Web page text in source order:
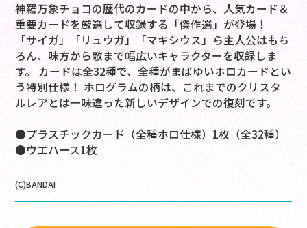
神羅万象チョコの歴代のカードの中から、人気カード＆
重要カードを厳選して収録する「傑作選」が登場！
「サイガ」「リュウガ」「マキシウス」ら主人公はもち
ろん、味方から敵まで幅広いキャラクターを収録しま
す。 カードは全32種で、全種がまばゆいホロカードとい
う特別仕様！ ホログラムの柄は、これまでのクリスタ
ルレアとは一味違った新しいデザインでの復刻です。
●プラスチックカード（全種ホロ仕様）1枚（全32種）
●ウエハース1枚
(C)BANDAI